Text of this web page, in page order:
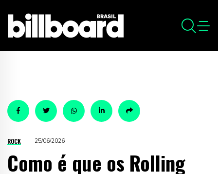
ROCK 25/06/2026
Como é que os Rolling